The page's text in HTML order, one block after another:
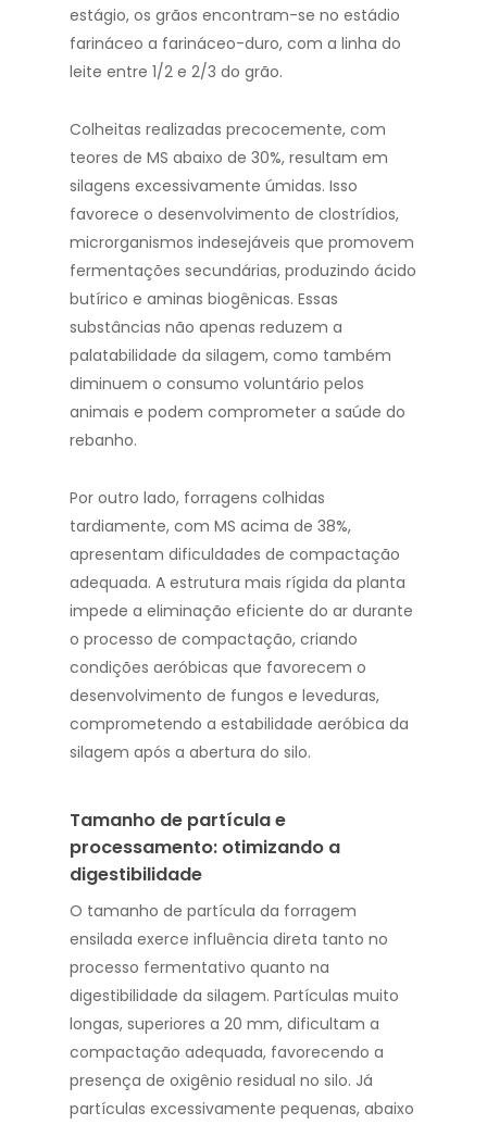
estágio, os grãos encontram-se no estádio
farináceo a farináceo-duro, com a linha do
leite entre 1/2 e 2/3 do grão.
Colheitas realizadas precocemente, com
teores de MS abaixo de 30%, resultam em
silagens excessivamente úmidas. Isso
favorece o desenvolvimento de clostrídios,
microrganismos indesejáveis que promovem
fermentações secundárias, produzindo ácido
butírico e aminas biogênicas. Essas
substâncias não apenas reduzem a
palatabilidade da silagem, como também
diminuem o consumo voluntário pelos
animais e podem comprometer a saúde do
rebanho.
Por outro lado, forragens colhidas
tardiamente, com MS acima de 38%,
apresentam dificuldades de compactação
adequada. A estrutura mais rígida da planta
impede a eliminação eficiente do ar durante
o processo de compactação, criando
condições aeróbicas que favorecem o
desenvolvimento de fungos e leveduras,
comprometendo a estabilidade aeróbica da
silagem após a abertura do silo.
Tamanho de partícula e
processamento: otimizando a
digestibilidade
O tamanho de partícula da forragem
ensilada exerce influência direta tanto no
processo fermentativo quanto na
digestibilidade da silagem. Partículas muito
longas, superiores a 20 mm, dificultam a
compactação adequada, favorecendo a
presença de oxigênio residual no silo. Já
partículas excessivamente pequenas, abaixo